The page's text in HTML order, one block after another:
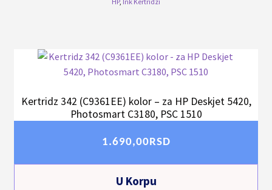
Kertridz 342 (C9361EE) kolor – za HP Deskjet 5420,
Photosmart C3180, PSC 1510
1.690,00RSD
U Korpu